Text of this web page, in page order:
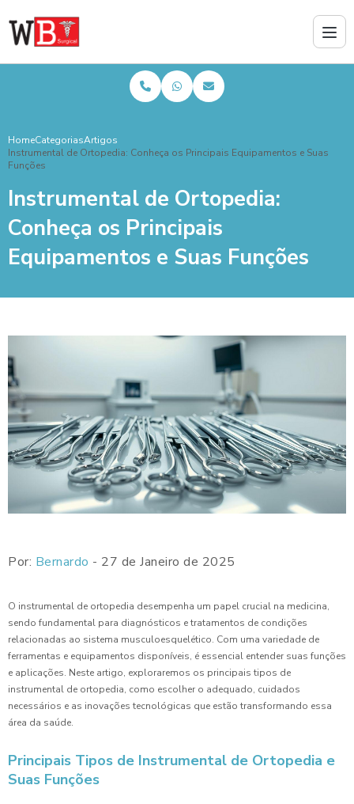
HomeCategoriasArtigos
Instrumental de Ortopedia: Conheça os Principais Equipamentos e Suas
Funções
Instrumental de Ortopedia:
Conheça os Principais
Equipamentos e Suas Funções
Por: Bernardo - 27 de Janeiro de 2025
O instrumental de ortopedia desempenha um papel crucial na medicina,
sendo fundamental para diagnósticos e tratamentos de condições
relacionadas ao sistema musculoesquelético. Com uma variedade de
ferramentas e equipamentos disponíveis, é essencial entender suas funções
e aplicações. Neste artigo, exploraremos os principais tipos de
instrumental de ortopedia, como escolher o adequado, cuidados
necessários e as inovações tecnológicas que estão transformando essa
área da saúde.
Principais Tipos de Instrumental de Ortopedia e
Suas Funções